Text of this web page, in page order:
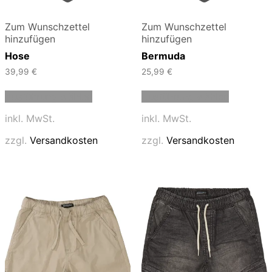
Zum Wunschzettel
hinzufügen
Hose
39,99 €
auf.
auf
der
Produktseite
gewählt
werden
inkl. MwSt.
zzgl. Versandkosten
Zum Wunschzettel
hinzufügen
Bermuda
25,99 €
auf.
auf
der
gewählt
werden
inkl. MwSt.
zzgl. Versandkosten